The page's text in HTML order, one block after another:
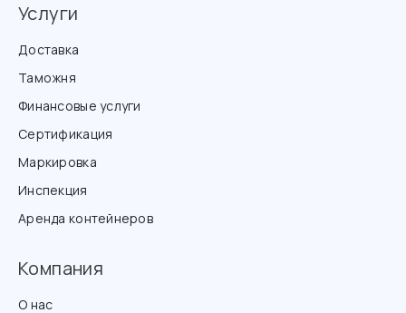
Услуги
Доставка
Таможня
Финансовые услуги
Сертификация
Маркировка
Инспекция
Аренда контейнеров
Компания
О нас